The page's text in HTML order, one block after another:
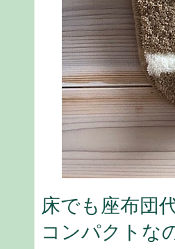
床でも座布団
コンパクトな